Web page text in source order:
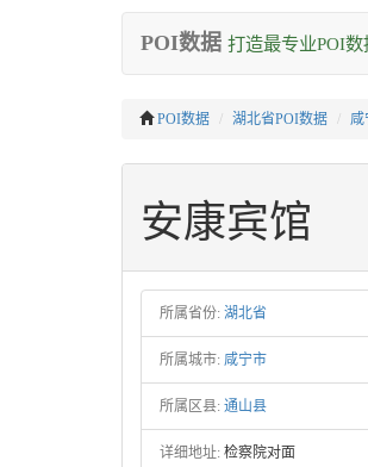
POI数据 打造最专业POI数
POI数据 湖北省POI数据 咸
安康宾馆
所属省份: 湖北省
所属城市: 咸宁市
所属区县: 通山县
详细地址: 检察院对面